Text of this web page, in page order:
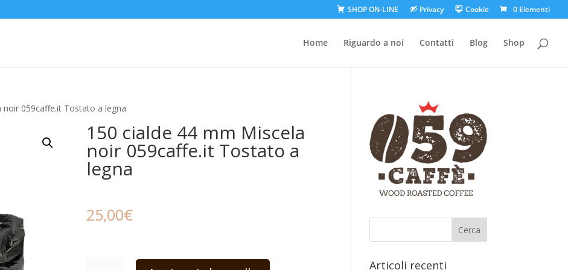
SHOP ON-LINE Privacy Cookie 0 Elementi
Home Riguardo a noi Contatti Blog Shop
059caffe.it Tostato a legna
150 cialde 44 mm Miscela
noir 059caffe.it Tostato a
legna
25,00€
Articoli recenti